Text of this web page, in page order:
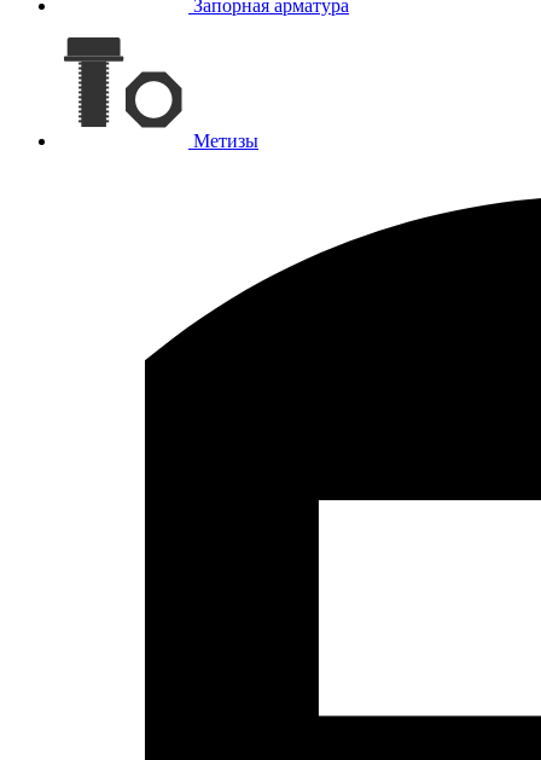
Запорная арматура
Метизы